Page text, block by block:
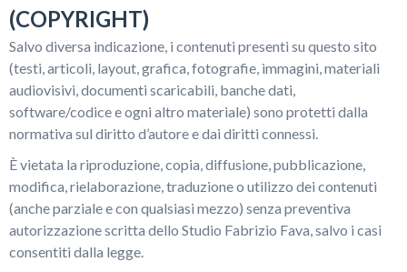
(COPYRIGHT)
Salvo diversa indicazione, i contenuti presenti su questo sito
(testi, articoli, layout, grafica, fotografie, immagini, materiali
audiovisivi, documenti scaricabili, banche dati,
software/codice e ogni altro materiale) sono protetti dalla
normativa sul diritto d’autore e dai diritti connessi.
È vietata la riproduzione, copia, diffusione, pubblicazione,
modifica, rielaborazione, traduzione o utilizzo dei contenuti
(anche parziale e con qualsiasi mezzo) senza preventiva
autorizzazione scritta dello Studio Fabrizio Fava, salvo i casi
consentiti dalla legge.